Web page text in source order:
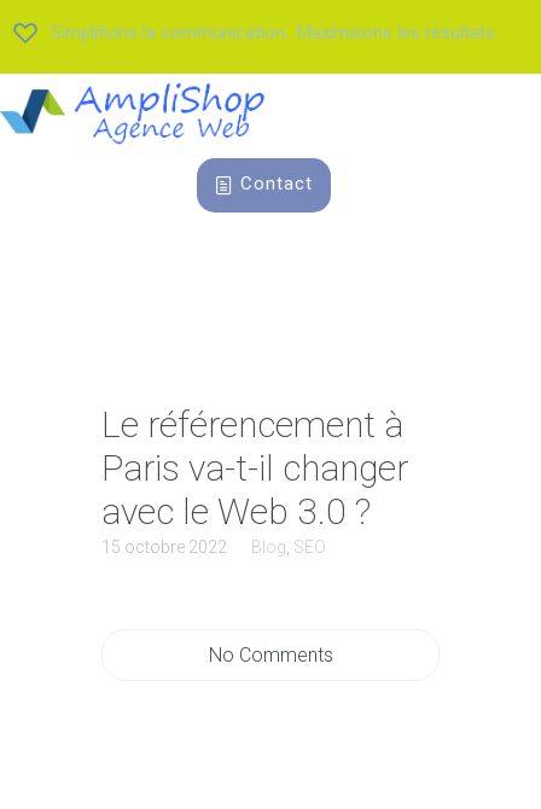
Simplifions la communication.. Maximisons les résultats
Contact
Le référencement à
Paris va-t-il changer
avec le Web 3.0 ?
15 octobre 2022 Blog, SEO
No Comments